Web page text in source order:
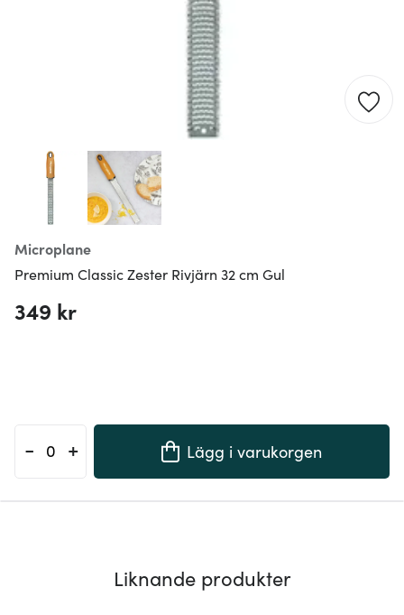
Microplane
Premium Classic Zester Rivjärn 32 cm Gul
349 kr
- + Lägg i varukorgen
Liknande produkter